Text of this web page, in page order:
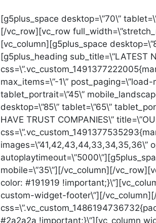
[g5plus_space desktop=\”70\”
[/vc_row][vc_row
[vc_column][g5plus_space
[g5plus_heading sub_title=\”LATEST
max_items=\”-1\”
tablet_portrait=\”45\”
desktop=\”85\” tablet=\”65\”
HAVE TRUST COMPANIES\”
images=\”41,42,43,44,33,34,35,36\”
mobile=\”35\”][/vc_column][/
color: #191919
custom-widget-footer\”][/
#2a2a2a !important;}\”][vc_column